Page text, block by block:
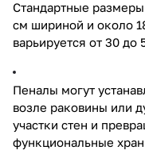
Стандартные
см шириной и около
варьируется от 30 до
Пеналы могут
возле раковины или
участки стен и
функциональные